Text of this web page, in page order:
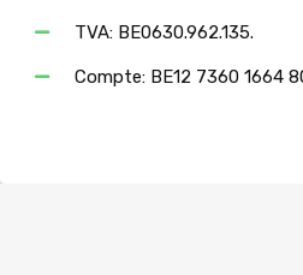
TVA: BE0630.962.135.
Compte: BE12 7360 1664